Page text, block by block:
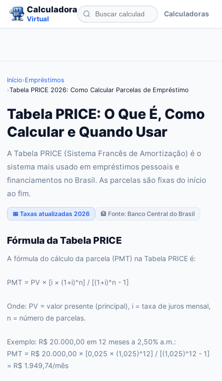
Calculadora
Virtual
Calculadoras
Início›Empréstimos
›Tabela PRICE 2026: Como Calcular Parcelas de Empréstimo
Tabela PRICE: O Que É, Como
Calcular e Quando Usar
A Tabela PRICE (Sistema Francês de Amortização) é o
sistema mais usado em empréstimos pessoais e
financiamentos no Brasil. As parcelas são fixas do início
ao fim.
📅 Taxas atualizadas 2026 🏦 Fonte: Banco Central do Brasil
Fórmula da Tabela PRICE
A fórmula do cálculo da parcela (PMT) na Tabela PRICE é:
PMT = PV × [i × (1+i)^n] / [(1+i)^n - 1]
Onde: PV = valor presente (principal), i = taxa de juros mensal,
n = número de parcelas.
Exemplo: R$ 20.000,00 em 12 meses a 2,50% a.m.:
PMT = R$ 20.000,00 × [0,025 × (1,025)^12] / [(1,025)^12 - 1]
= R$ 1.949,74/mês